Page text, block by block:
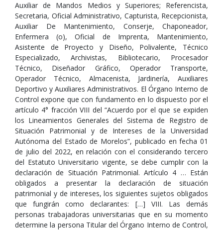
Auxiliar de Mandos Medios y Superiores; Referencista,
Secretaria, Oficial Administrativo, Capturista, Recepcionista,
Auxiliar De Mantenimiento, Conserje, Chaponeador,
Enfermera (o), Oficial de Imprenta, Mantenimiento,
Asistente de Proyecto y Diseño, Polivalente, Técnico
Especializado, Archivistas, Bibliotecario, Procesador
Técnico, Diseñador Gráfico, Operador Transporte,
Operador Técnico, Almacenista, Jardinería, Auxiliares
Deportivo y Auxiliares Administrativos. El Órgano Interno de
Control expone que con fundamento en lo dispuesto por el
artículo 4° fracción VIII del “Acuerdo por el que se expiden
los Lineamientos Generales del Sistema de Registro de
Situación Patrimonial y de Intereses de la Universidad
Autónoma del Estado de Morelos”, publicado en fecha 01
de julio del 2022, en relación con el considerando tercero
del Estatuto Universitario vigente, se debe cumplir con la
declaración de Situación Patrimonial. Artículo 4 … Están
obligados a presentar la declaración de situación
patrimonial y de intereses, los siguientes sujetos obligados
que fungirán como declarantes: […] VIII. Las demás
personas trabajadoras universitarias que en su momento
determine la persona Titular del Órgano Interno de Control,